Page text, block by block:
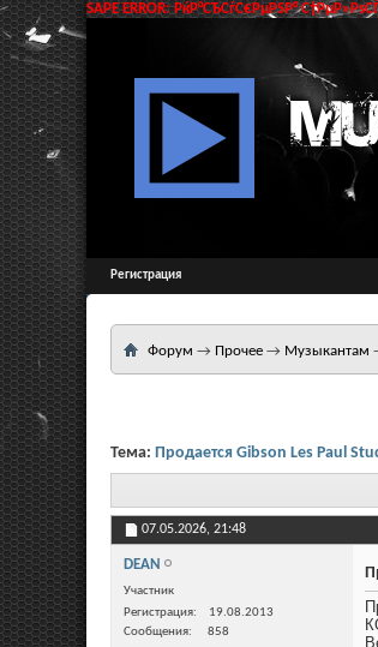
SAPE ERROR: РќР°СЂСѓС€РµРЅР°
Регистрация
Форум → Прочее → Музыкантам
Тема: Продается Gibson Les Paul
07.05.2026, 21:48
DEAN
Участник
Регистрация
19.08.2013
Сообщения
858